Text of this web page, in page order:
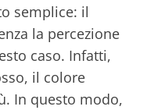
semplice: il
la percezione
caso. Infatti,
il colore
In questo modo,